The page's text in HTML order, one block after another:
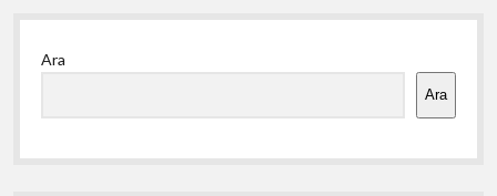
Yan
Menü
Ara
Ara